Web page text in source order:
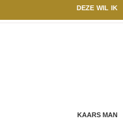
DEZE WIL IK
KAARS MAN